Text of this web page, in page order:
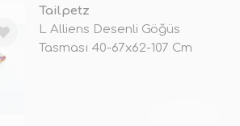
Tailpetz
L Alliens Desenli Göğüs
Tasması 40-67x62-107 Cm